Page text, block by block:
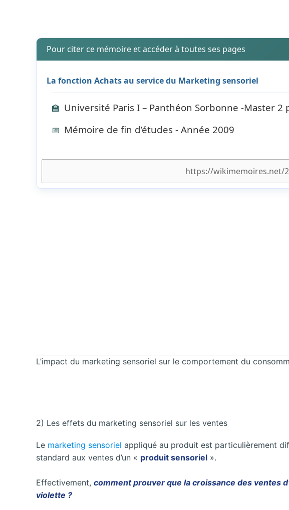
Pour citer ce mémoire et accéder à toutes ses pages
La fonction Achats au service du Marketing sensoriel
🏫 Université Paris I – Panthéon Sorbonne -Master
📅 Mémoire de fin d’études - Année 2009
L’impact du marketing sensoriel sur le comportement du
2) Les effets du marketing sensoriel sur les ventes
Le marketing sensoriel appliqué au produit est particulièrement
standard aux ventes d’un « produit sensoriel ».
Effectivement, comment prouver que la croissance des ventes
violette ?